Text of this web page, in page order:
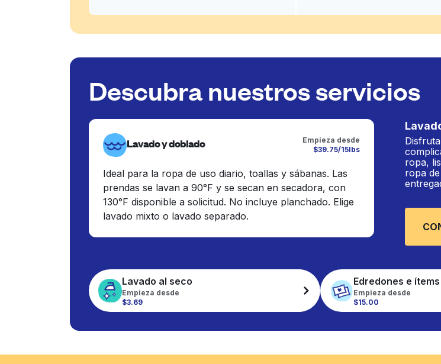
Descubra nuestros servicios
Lavado y doblado
Empieza desde
$39.75/15lbs
Ideal para la ropa de uso diario, toallas y sábanas. Las
prendas se lavan a 90°F y se secan en secadora, con
130°F disponible a solicitud. No incluye planchado. Elige
lavado mixto o lavado separado.
ropa,
ropa
Lavado al seco
Empieza desde
$3.69
Edredones e
Empieza desde
$15.00